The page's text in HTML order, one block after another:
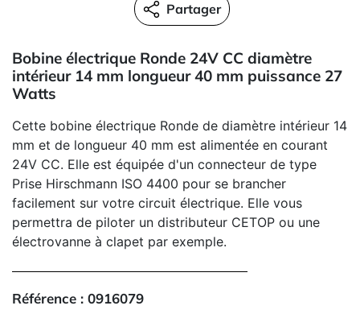
Partager
Bobine électrique Ronde 24V CC diamètre
intérieur 14 mm longueur 40 mm puissance 27
Watts
Cette bobine électrique Ronde de diamètre intérieur 14
mm et de longueur 40 mm est alimentée en courant
24V CC. Elle est équipée d'un connecteur de type
Prise Hirschmann ISO 4400 pour se brancher
facilement sur votre circuit électrique. Elle vous
permettra de piloter un distributeur CETOP ou une
électrovanne à clapet par exemple.
Référence : 0916079